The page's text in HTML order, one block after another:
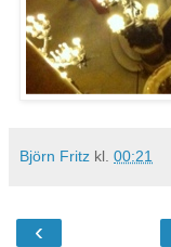
Björn Fritz kl. 00:21
‹